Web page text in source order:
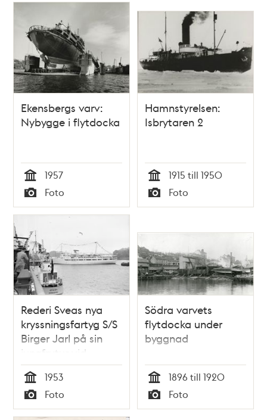
Ekensbergs varv:
Nybygge i flytdocka
Tid
1957
Typ
Foto
Hamnstyrelsen:
Isbrytaren 2
Tid
1915 till 1950
Typ
Foto
Rederi Sveas nya
kryssningsfartyg S/S
Birger Jarl på sin
jungfrutur vid
Norrström.
Tid
1953
Typ
Foto
Södra varvets
flytdocka under
byggnad
Tid
1896 till 1920
Typ
Foto